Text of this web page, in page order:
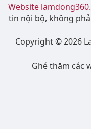
Website
tin nội bộ, không
Copyright © 2026
Ghé thăm các